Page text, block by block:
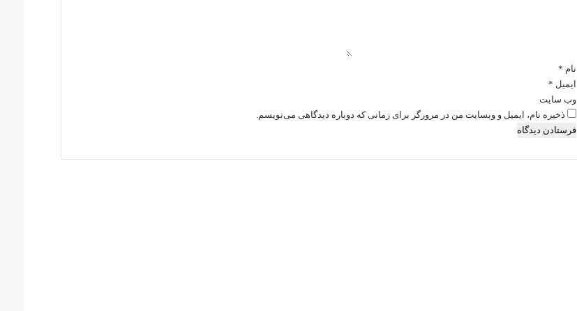
نام *
ایمیل *
وب‌ سایت
ذخیره نام، ایمیل و وبسایت من در مرورگر برای زمانی که دوباره دیدگاهی می‌نویسم.